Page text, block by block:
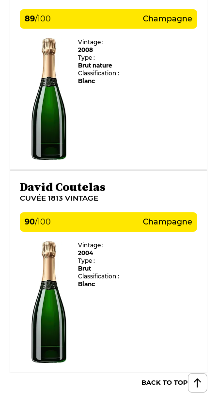
89/100 Champagne
Vintage :
2008
Type :
Brut nature
Classification :
Blanc
David Coutelas
CUVÉE 1813 VINTAGE
90/100 Champagne
Vintage :
2004
Type :
Brut
Classification :
Blanc
BACK TO TOP